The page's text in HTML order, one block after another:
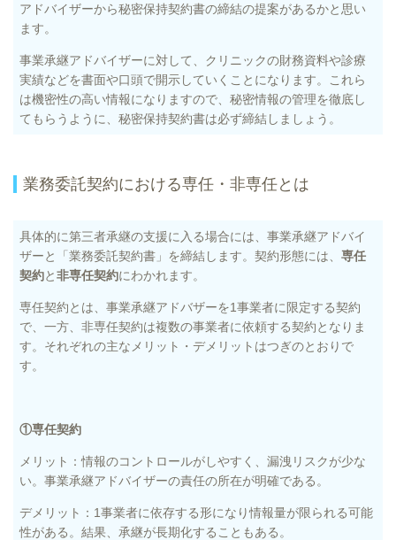
アドバイザーから秘密保持契約書の締結の提案があるかと思い
ます。
事業承継アドバイザーに対して、クリニックの財務資料や診療
実績などを書面や口頭で開示していくことになります。これら
は機密性の高い情報になりますので、秘密情報の管理を徹底し
てもらうように、秘密保持契約書は必ず締結しましょう。
業務委託契約における専任・非専任とは
具体的に第三者承継の支援に入る場合には、事業承継アドバイ
ザーと「業務委託契約書」を締結します。契約形態には、 専任
契約と非専任契約にわかれます。
専任契約とは、事業承継アドバザーを1事業者に限定する契約
で、一方、非専任契約は複数の事業者に依頼する契約となりま
す。それぞれの主なメリット・デメリットはつぎのとおりで
す。
①専任契約
メリット：情報のコントロールがしやすく、漏洩リスクが少な
い。事業承継アドバイザーの責任の所在が明確である。
デメリット：1事業者に依存する形になり情報量が限られる可能
性がある。結果、承継が長期化することもある。